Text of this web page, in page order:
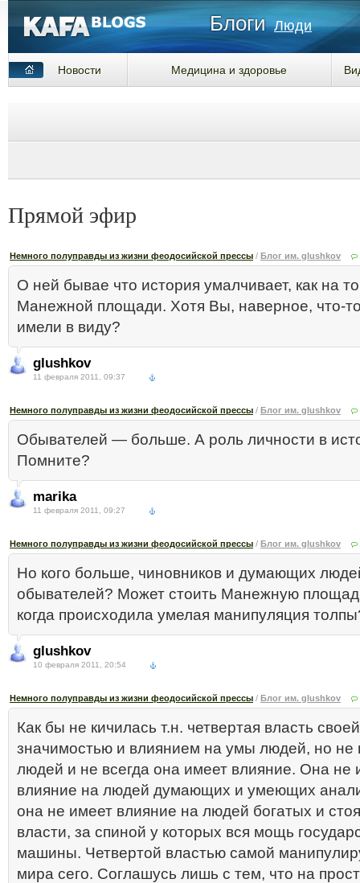
Блоги Люди
Новости Медицина и здоровье
Прямой эфир
Немного полуправды из жизни феодосийской прессы / Блог им. glushkov
О ней бывае что история умалчивает, как на
Манежной площади. Хотя Вы, наверное, что-то
имели в виду?
glushkov
11 февраля 2011, 09:37
Немного полуправды из жизни феодосийской прессы / Блог им. glushkov
Обывателей — больше. А роль личности в
Помните?
marika
11 февраля 2011, 09:27
Немного полуправды из жизни феодосийской прессы / Блог им. glushkov
Но кого больше, чиновников и думающих
обывателей? Может стоить Манежную
когда происходила умелая манипуляция
glushkov
10 февраля 2011, 20:54
Немного полуправды из жизни феодосийской прессы / Блог им. glushkov
Как бы не кичилась т.н. четвертая власть своей
значимостью и влиянием на умы людей, но не
людей и не всегда она имеет влияние. Она не
влияние на людей думающих и умеющих
она не имеет влияние на людей богатых и
власти, за спиной у которых вся мощь
машины. Четвертой властью самой
мира сего. Соглашусь лишь с тем, что на